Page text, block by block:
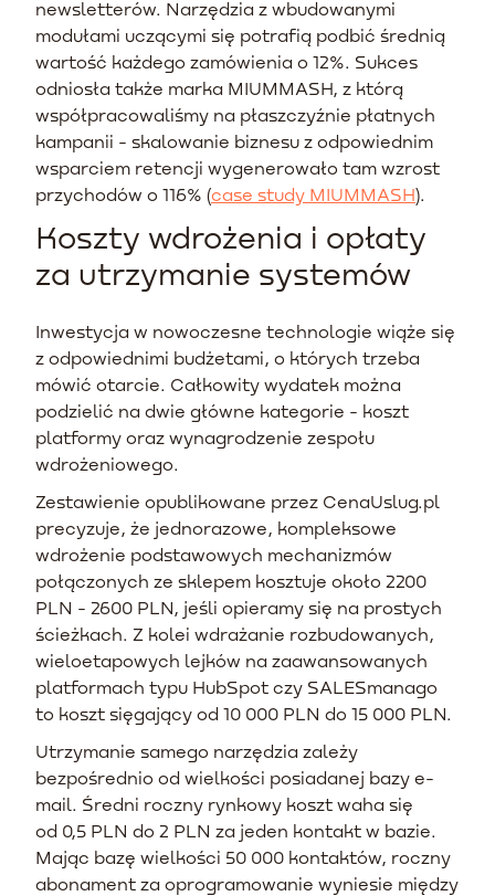
newsletterów. Narzędzia z wbudowanymi
modułami uczącymi się potrafią podbić średnią
wartość każdego zamówienia o 12%. Sukces
odniosła także marka MIUMMASH, z którą
współpracowaliśmy na płaszczyźnie płatnych
kampanii - skalowanie biznesu z odpowiednim
wsparciem retencji wygenerowało tam wzrost
przychodów o 116% (case study MIUMMASH).
Koszty wdrożenia i opłaty
za utrzymanie systemów
Inwestycja w nowoczesne technologie wiąże się
z odpowiednimi budżetami, o których trzeba
mówić otarcie. Całkowity wydatek można
podzielić na dwie główne kategorie - koszt
platformy oraz wynagrodzenie zespołu
wdrożeniowego.
Zestawienie opublikowane przez CenaUslug.pl
precyzuje, że jednorazowe, kompleksowe
wdrożenie podstawowych mechanizmów
połączonych ze sklepem kosztuje około 2200
PLN - 2600 PLN, jeśli opieramy się na prostych
ścieżkach. Z kolei wdrażanie rozbudowanych,
wieloetapowych lejków na zaawansowanych
platformach typu HubSpot czy SALESmanago
to koszt sięgający od 10 000 PLN do 15 000 PLN.
Utrzymanie samego narzędzia zależy
bezpośrednio od wielkości posiadanej bazy e-
mail. Średni roczny rynkowy koszt waha się
od 0,5 PLN do 2 PLN za jeden kontakt w bazie.
Mając bazę wielkości 50 000 kontaktów, roczny
abonament za oprogramowanie wyniesie między